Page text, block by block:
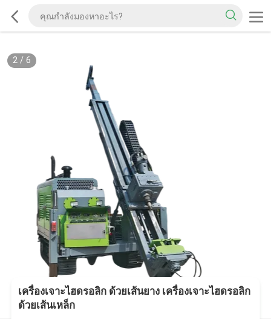
2/ 6
เครื่องเจาะไฮดรอลิก ด้วยเส้นยาง เครื่องเจาะไฮดรอลิก
ด้วยเส้นเหล็ก